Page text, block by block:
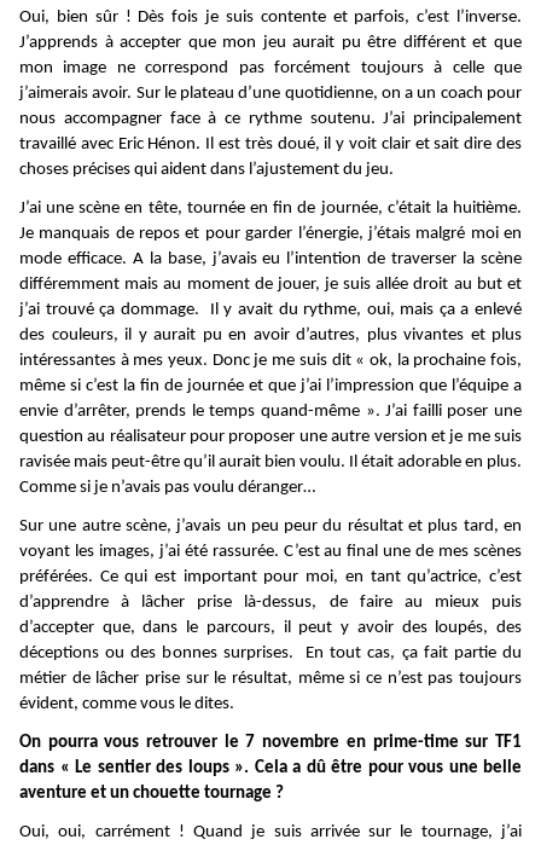
Oui, bien sûr ! Dès fois je suis contente et parfois, c’est l’inverse.
J’apprends à accepter que mon jeu aurait pu être différent et que
mon image ne correspond pas forcément toujours à celle que
j’aimerais avoir. Sur le plateau d’une quotidienne, on a un coach pour
nous accompagner face à ce rythme soutenu. J’ai principalement
travaillé avec Eric Hénon. Il est très doué, il y voit clair et sait dire des
choses précises qui aident dans l’ajustement du jeu.
J’ai une scène en tête, tournée en fin de journée, c’était la huitième.
Je manquais de repos et pour garder l’énergie, j’étais malgré moi en
mode efficace. A la base, j’avais eu l’intention de traverser la scène
différemment mais au moment de jouer, je suis allée droit au but et
j’ai trouvé ça dommage. Il y avait du rythme, oui, mais ça a enlevé
des couleurs, il y aurait pu en avoir d’autres, plus vivantes et plus
intéressantes à mes yeux. Donc je me suis dit « ok, la prochaine fois,
même si c’est la fin de journée et que j’ai l’impression que l’équipe a
envie d’arrêter, prends le temps quand-même ». J’ai failli poser une
question au réalisateur pour proposer une autre version et je me suis
ravisée mais peut-être qu’il aurait bien voulu. Il était adorable en plus.
Comme si je n’avais pas voulu déranger…
Sur une autre scène, j’avais un peu peur du résultat et plus tard, en
voyant les images, j’ai été rassurée. C’est au final une de mes scènes
préférées. Ce qui est important pour moi, en tant qu’actrice, c’est
d’apprendre à lâcher prise là-dessus, de faire au mieux puis
d’accepter que, dans le parcours, il peut y avoir des loupés, des
déceptions ou des bonnes surprises. En tout cas, ça fait partie du
métier de lâcher prise sur le résultat, même si ce n’est pas toujours
évident, comme vous le dites.
On pourra vous retrouver le 7 novembre en prime-time sur TF1
dans « Le sentier des loups ». Cela a dû être pour vous une belle
aventure et un chouette tournage ?
Oui, oui, carrément ! Quand je suis arrivée sur le tournage, j’ai